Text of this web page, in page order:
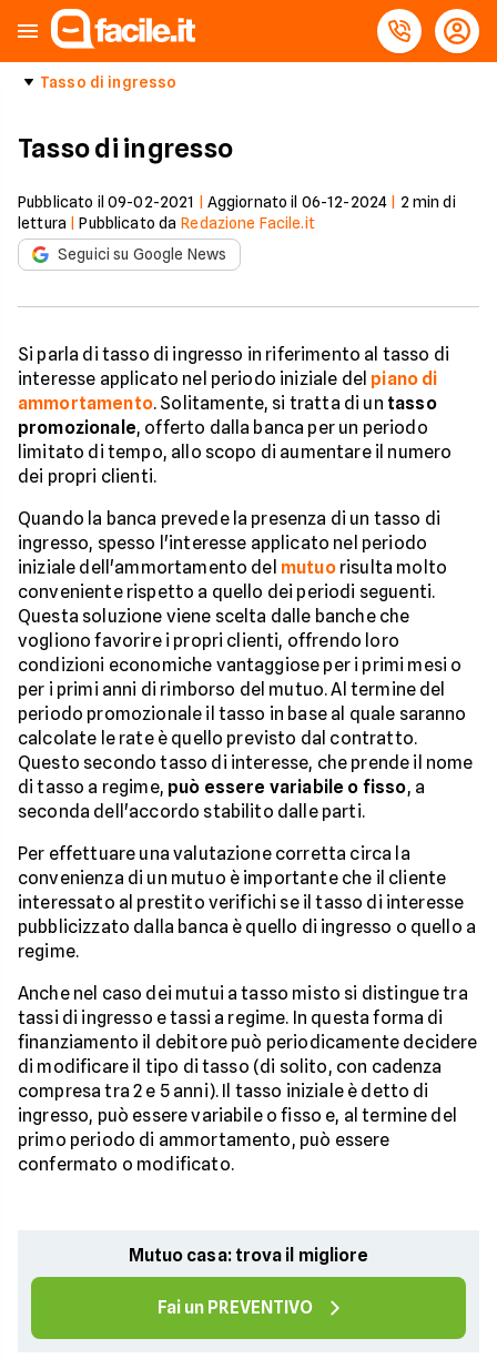
Tasso di ingresso
Tasso di ingresso
Pubblicato il 09-02-2021 Aggiornato il 06-12-2024 2 min di
lettura |Pubblicato da Redazione Facile.it
Seguici su Google News
Si parla di tasso di ingresso in riferimento al tasso di
interesse applicato nel periodo iniziale del piano di
ammortamento. Solitamente, si tratta di un tasso
promozionale, offerto dalla banca per un periodo
limitato di tempo, allo scopo di aumentare il numero
dei propri clienti.
Quando la banca prevede la presenza di un tasso di
ingresso, spesso l'interesse applicato nel periodo
iniziale dell'ammortamento del mutuo risulta molto
conveniente rispetto a quello dei periodi seguenti.
Questa soluzione viene scelta dalle banche che
vogliono favorire i propri clienti, offrendo loro
condizioni economiche vantaggiose per i primi mesi o
per i primi anni di rimborso del mutuo. Al termine del
periodo promozionale il tasso in base al quale saranno
calcolate le rate è quello previsto dal contratto.
Questo secondo tasso di interesse, che prende il nome
di tasso a regime, può essere variabile o fisso, a
seconda dell'accordo stabilito dalle parti.
Per effettuare una valutazione corretta circa la
convenienza di un mutuo è importante che il cliente
interessato al prestito verifichi se il tasso di interesse
pubblicizzato dalla banca è quello di ingresso o quello a
regime.
Anche nel caso dei mutui a tasso misto si distingue tra
tassi di ingresso e tassi a regime. In questa forma di
finanziamento il debitore può periodicamente decidere
di modificare il tipo di tasso (di solito, con cadenza
compresa tra 2 e 5 anni). Il tasso iniziale è detto di
ingresso, può essere variabile o fisso e, al termine del
primo periodo di ammortamento, può essere
confermato o modificato.
Mutuo casa: trova il migliore
Fai un PREVENTIVO